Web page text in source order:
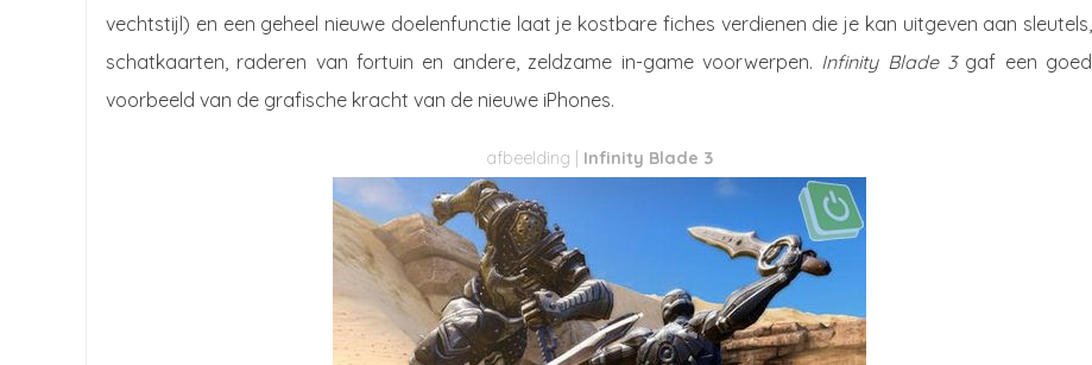
vechtstijl) en een geheel nieuwe doelenfunctie laat je kostbare fiches verdienen die je kan uitgeven aan sleutels,
schatkaarten, raderen van fortuin en andere, zeldzame in-game voorwerpen. Infinity Blade 3 gaf een goed
voorbeeld van de grafische kracht van de nieuwe iPhones.
Infinity Blade 3